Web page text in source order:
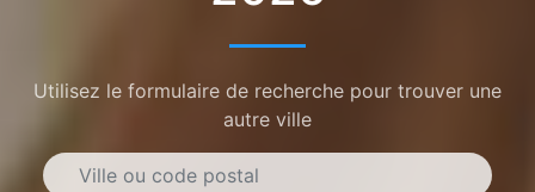
Utilisez le formulaire de recherche pour trouver une
autre ville